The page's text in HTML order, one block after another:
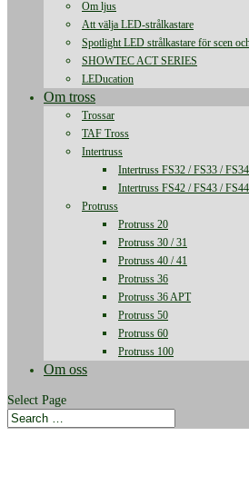
Om ljus
Att välja LED-strålkastare
Spotlight LED strålkastare för scen
SHOWTEC ACT SERIES
LEDucation
Om tross
Trossar
TAF Tross
Intertruss
Intertruss FS32 / FS33 / FS34
Intertruss FS42 / FS43 / FS44
Protruss
Protruss 20
Protruss 30 / 31
Protruss 40 / 41
Protruss 36
Protruss 36 APT
Protruss 50
Protruss 60
Protruss 100
Om oss
Select Page